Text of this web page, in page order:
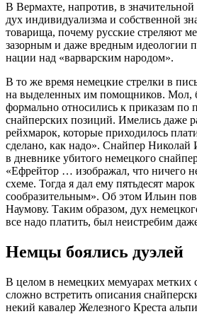
В Вермахте, напротив, в значительной
дух индивидуализма и собственной
товарища, почему русские стреляют
зазорным и даже вредным идеологии
нации над «варварским народом».
В то же время немецкие стрелки в
на выделенных им помощников. Мол,
формально относились к приказам по
снайперских позиций. Имелись даже
рейхмарок, которые приходилось
сделано, как надо». Снайпер
в дневнике убитого немецкого
«Ефрейтор … изображал, что ничего
схеме. Тогда я дал ему пятьдесят
сообразительным». Об этом Ильин
Наумову. Таким образом, дух
все надо платить, был неистребим
Немцы боялись дуэлей
В целом в немецких мемуарах метких
сложно встретить описания
некий кавалер Железного Креста